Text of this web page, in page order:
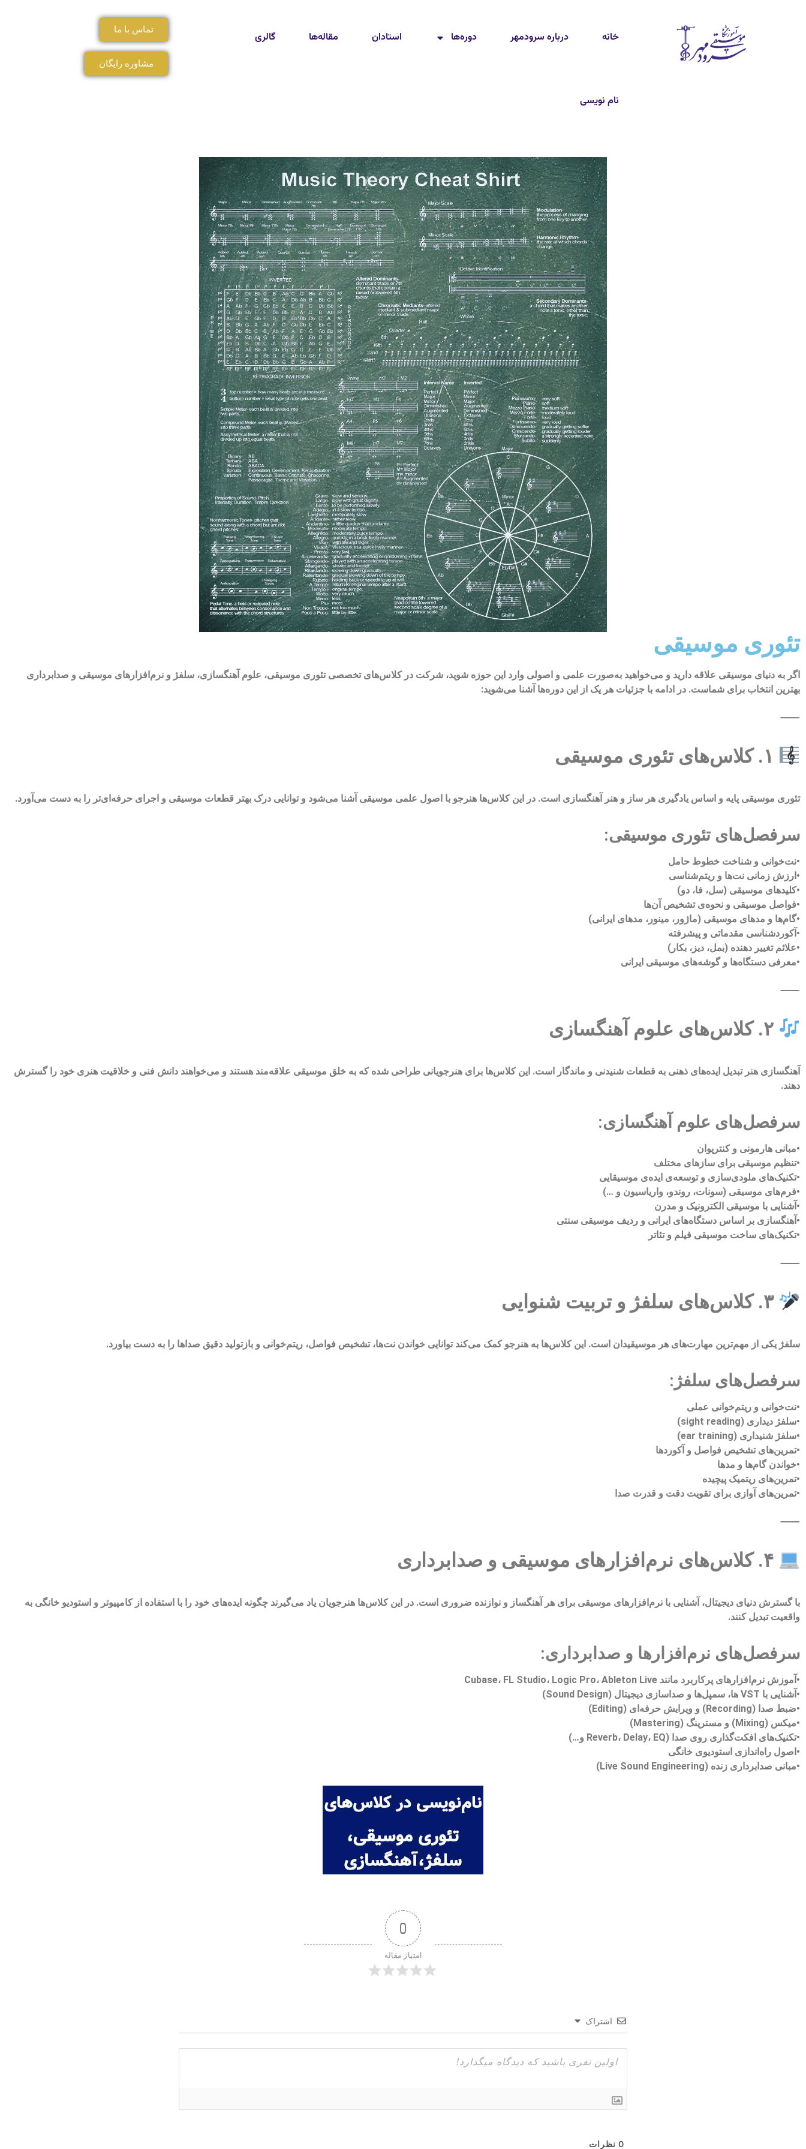
خانه درباره سرودمهر دوره‌ها استادان مقاله‌ها گالری
نام نویسی
تماس با ما
مشاوره رایگان
تئوری موسیقی
اگر به دنیای موسیقی علاقه دارید و می‌خواهید به‌صورت علمی و اصولی وارد این حوزه شوید، شرکت در کلاس‌های تخصصی تئوری موسیقی، علوم آهنگسازی، سلفژ و نرم‌افزارهای موسیقی و صدابرداری
بهترین انتخاب برای شماست. در ادامه با جزئیات هر یک از این دوره‌ها آشنا می‌شوید:
⸻
تئوری موسیقی پایه و اساس یادگیری هر ساز و هنر آهنگسازی است. در این کلاس‌ها هنرجو با اصول علمی موسیقی آشنا می‌شود و توانایی درک بهتر قطعات موسیقی و اجرای حرفه‌ای‌تر را به دست می‌آورد.
سرفصل‌های تئوری موسیقی:
•نت‌خوانی و شناخت خطوط حامل
•ارزش زمانی نت‌ها و ریتم‌شناسی
•کلیدهای موسیقی (سل، فا، دو)
•فواصل موسیقی و نحوه‌ی تشخیص آن‌ها
•گام‌ها و مدهای موسیقی (ماژور، مینور، مدهای ایرانی)
•آکوردشناسی مقدماتی و پیشرفته
•علائم تغییر دهنده (بمل، دیز، بکار)
•معرفی دستگاه‌ها و گوشه‌های موسیقی ایرانی
⸻
۲. کلاس‌های علوم آهنگسازی
آهنگسازی هنر تبدیل ایده‌های ذهنی به قطعات شنیدنی و ماندگار است. این کلاس‌ها برای هنرجویانی طراحی شده که به خلق موسیقی علاقه‌مند هستند و می‌خواهند دانش فنی و خلاقیت هنری خود را گسترش
دهند.
سرفصل‌های علوم آهنگسازی:
•مبانی هارمونی و کنترپوان
•تنظیم موسیقی برای سازهای مختلف
•تکنیک‌های ملودی‌سازی و توسعه‌ی ایده‌ی موسیقایی
•فرم‌های موسیقی (سونات، روندو، واریاسیون و …)
•آشنایی با موسیقی الکترونیک و مدرن
•آهنگسازی بر اساس دستگاه‌های ایرانی و ردیف موسیقی سنتی
•تکنیک‌های ساخت موسیقی فیلم و تئاتر
⸻
۳. کلاس‌های سلفژ و تربیت شنوایی
سلفژ یکی از مهم‌ترین مهارت‌های هر موسیقیدان است. این کلاس‌ها به هنرجو کمک می‌کند توانایی خواندن نت‌ها، تشخیص فواصل، ریتم‌خوانی و بازتولید دقیق صداها را به دست بیاورد.
سرفصل‌های سلفژ:
•نت‌خوانی و ریتم‌خوانی عملی
•سلفژ دیداری (sight reading)
•سلفژ شنیداری (ear training)
•تمرین‌های تشخیص فواصل و آکوردها
•خواندن گام‌ها و مدها
•تمرین‌های ریتمیک پیچیده
•تمرین‌های آوازی برای تقویت دقت و قدرت صدا
⸻
۴. کلاس‌های نرم‌افزارهای موسیقی و صدابرداری
با گسترش دنیای دیجیتال، آشنایی با نرم‌افزارهای موسیقی برای هر آهنگساز و نوازنده ضروری است. در این کلاس‌ها هنرجویان یاد می‌گیرند چگونه ایده‌های خود را با استفاده از کامپیوتر و استودیو خانگی به
واقعیت تبدیل کنند.
سرفصل‌های نرم‌افزارها و صدابرداری:
•آموزش نرم‌افزارهای پرکاربرد مانند Cubase، FL Studio، Logic Pro، Ableton Live
•آشنایی با VST ها، سمپل‌ها و صداسازی دیجیتال (Sound Design)
•ضبط صدا (Recording) و ویرایش حرفه‌ای (Editing)
•میکس (Mixing) و مسترینگ (Mastering)
•تکنیک‌های افکت‌گذاری روی صدا (Reverb، Delay، EQ و…)
•اصول راه‌اندازی استودیوی خانگی
•مبانی صدابرداری زنده (Live Sound Engineering)
0
امتیاز مقاله
اشتراک
0 نظرات